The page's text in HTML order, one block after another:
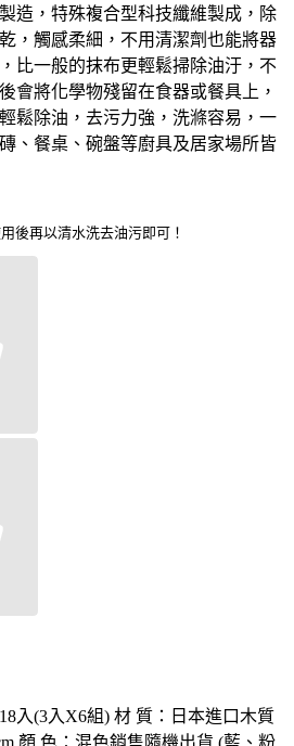
造，特殊複合型科技纖維製成，除
，觸感柔細，不用清潔劑也能將器
比一般的抹布更輕鬆掃除油汙，不
會將化學物殘留在食器或餐具上，
鬆除油，去污力強，洗滌容易，一
、餐桌、碗盤等廚具及居家場所皆
後再以清水洗去油污即可！
(3入X6組) 材 質：日本進口木質
顏 色：混色銷售隨機出貨 (藍、粉